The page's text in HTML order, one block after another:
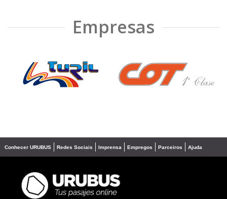
Empresas
❮ ❯
Conhecer URUBUS Redes Sociais Imprensa Empregos Parceiros Ajuda